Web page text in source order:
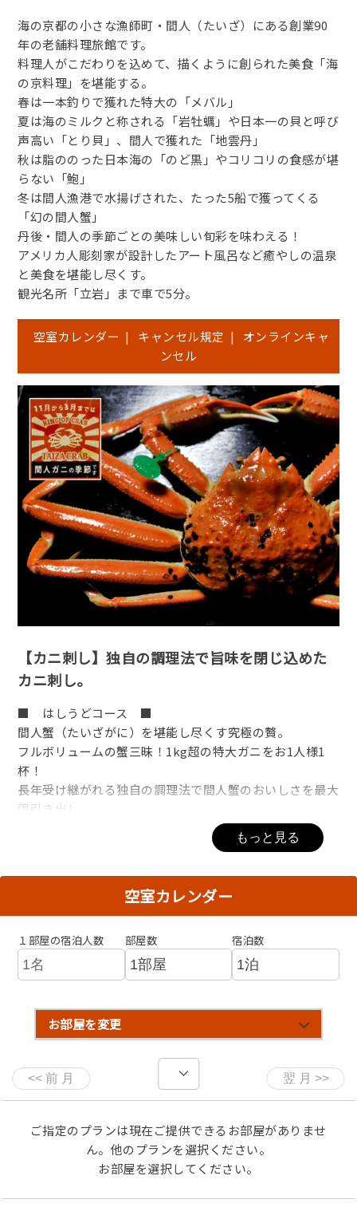
海の京都の小さな漁師町・間人（たいざ）にある創業90
年の老舗料理旅館です。
料理人がこだわりを込めて、描くように創られた美食「海
の京料理」を堪能する。
春は一本釣りで獲れた特大の「メバル」
夏は海のミルクと称される「岩牡蠣」や日本一の貝と呼び
声高い「とり貝」、間人で獲れた「地雲丹」
秋は脂ののった日本海の「のど黒」やコリコリの食感が堪
らない「鮑」
冬は間人漁港で水揚げされた、たった5船で獲ってくる
「幻の間人蟹」
丹後・間人の季節ごとの美味しい旬彩を味わえる！
アメリカ人彫刻家が設計したアート風呂など癒やしの温泉
と美食を堪能し尽くす。
観光名所「立岩」まで車で5分。
空室カレンダー | キャンセル規定 |
オンラインキャ
ンセル
【カニ刺し】独自の調理法で旨味を閉じ込めた
カニ刺し。
■ はしうどコース ■
間人蟹（たいざがに）を堪能し尽くす究極の贅。
フルボリュームの蟹三昧！1kg超の特大ガニをお1人様1
杯！
長年受け継がれる独自の調理法で間人蟹のおいしさを最大
限引き出し、
最高の状態で提供させて頂きます。
※1名様につき1個のタグを添えてご提供いたします。
もって連絡させていただきます。
・蟹刺し
・ゆで蟹
・炭火焼蟹
・蟹みそ御飯
・蟹みそスープ
・雑炊
※その他、先付け、お造り、デザート
噌の量は調整いたします）。
※和朝食付き
※お子様のお食事は、小学生がお子様カニコース、幼児が
もっと見る
空室カレンダー
１部屋の宿泊人数 部屋数 宿泊数
お部屋を変更
ご指定のプランは現在ご提供できるお部屋がありませ
ん。他のプランを選択ください。
お部屋を選択してください。